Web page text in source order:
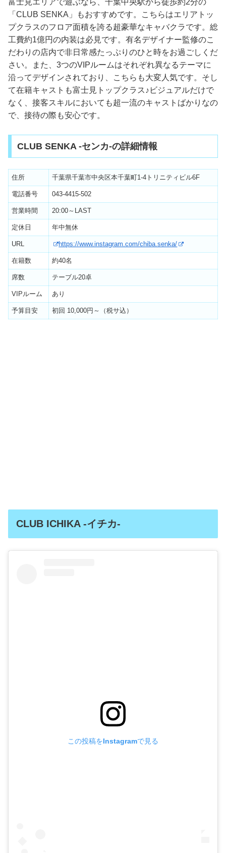
富士見エリアで遊ぶなら、千葉中央駅から徒歩約2分の
「CLUB SENKA」もおすすめです。こちらはエリアトッ
プクラスのフロア面積を誇る超豪華なキャバクラです。総
工費約1億円の内装は必見です。有名デザイナー監修のこ
だわりの店内で非日常感たっぷりのひと時をお過ごしくだ
さい。また、3つのVIPルームはそれぞれ異なるテーマに
沿ってデザインされており、こちらも大変人気です。そし
て在籍キャストも富士見トップクラス♪ビジュアルだけで
なく、接客スキルにおいても超一流のキャストばかりなの
で、接待の際も安心です。
CLUB SENKA -センカ-の詳細情報
住所 千葉県千葉市中央区本千葉町1-4トリニティビル6F
電話番号 043-4415-502
営業時間 20:00～LAST
定休日 年中無休
URL https://www.instagram.com/chiba.senka/
在籍数 約40名
席数 テーブル20卓
VIPルーム あり
予算目安 初回 10,000円～（税サ込）
CLUB ICHIKA -イチカ-
この投稿をInstagramで見る